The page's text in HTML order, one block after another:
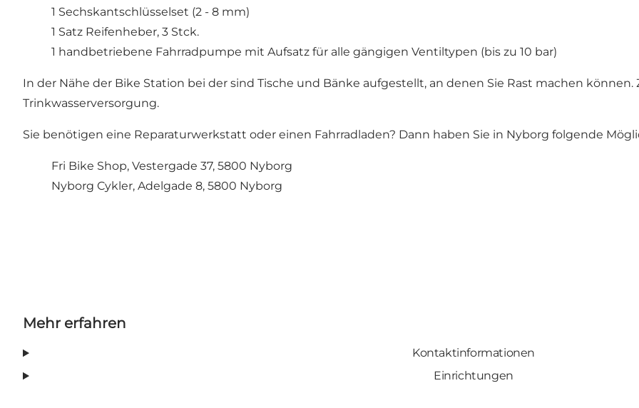
1 Sechskantschlüsselset (2 - 8 mm)
1 Satz Reifenheber, 3 Stck.
1 handbetriebene Fahrradpumpe mit Aufsatz für alle gängigen Ventiltypen (bis zu 10 bar)
In der Nähe der Bike Station bei der sind Tische und Bänke aufgestellt, an denen Sie Rast machen
Trinkwasserversorgung.
Sie benötigen eine Reparaturwerkstatt oder einen Fahrradladen? Dann haben Sie in Nyborg folgende
Fri Bike Shop, Vestergade 37, 5800 Nyborg
Nyborg Cykler, Adelgade 8, 5800 Nyborg
Mehr erfahren
Kontaktinformationen
Einrichtungen